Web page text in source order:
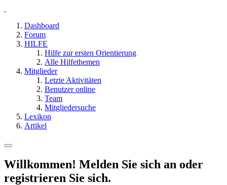
Dashboard
Forum
HILFE
Hilfe zur ersten Orientierung
Alle Hilfethemen
Mitglieder
Letzte Aktivitäten
Benutzer online
Team
Mitgliedersuche
Lexikon
Artikel
Willkommen! Melden Sie sich an oder
registrieren Sie sich.